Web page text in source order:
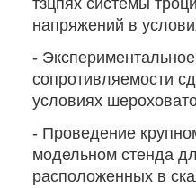
тзцпях системы
напряжений в
-
сопротивляемости
условиях
- Проведение
модельном стенда
расположенных в